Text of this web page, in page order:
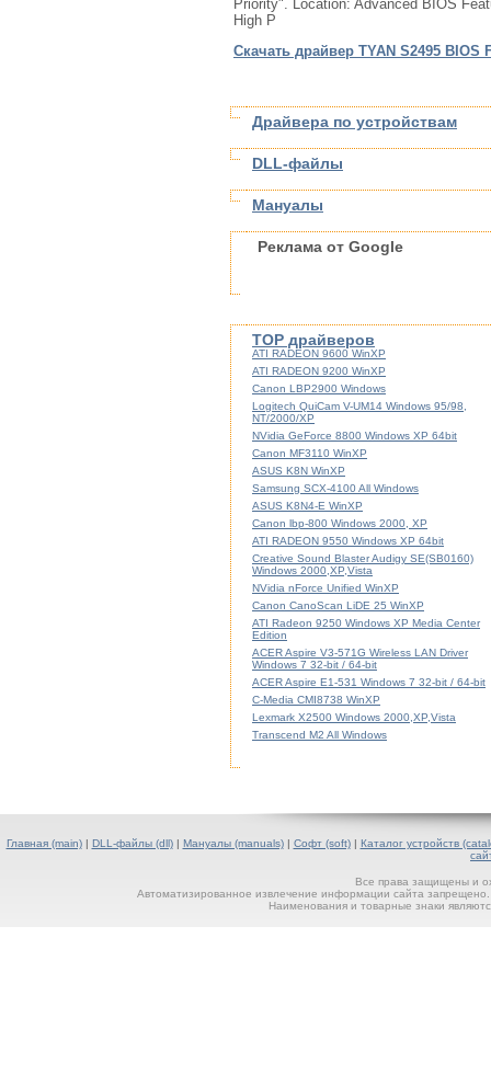
Priority". Location: Advanced BIOS
High P
Скачать драйвер TYAN S2495
Драйвера по устройствам
DLL-файлы
Мануалы
Реклама от Google
TOP драйверов
ATI RADEON 9600 WinXP
ATI RADEON 9200 WinXP
Canon LBP2900 Windows
Logitech QuiCam V-UM14 Windows 95/98,
NT/2000/XP
NVidia GeForce 8800 Windows XP 64bit
Canon MF3110 WinXP
ASUS K8N WinXP
Samsung SCX-4100 All Windows
ASUS K8N4-E WinXP
Canon lbp-800 Windows 2000, XP
ATI RADEON 9550 Windows XP 64bit
Creative Sound Blaster Audigy SE(SB0160)
Windows 2000,XP,Vista
NVidia nForce Unified WinXP
Canon CanoScan LiDE 25 WinXP
ATI Radeon 9250 Windows XP Media Center
Edition
ACER Aspire V3-571G Wireless LAN Driver
Windows 7 32-bit / 64-bit
ACER Aspire E1-531 Windows 7 32-bit / 64-bit
C-Media CMI8738 WinXP
Lexmark X2500 Windows 2000,XP,Vista
Transcend M2 All Windows
Главная (main)| DLL-файлы (dll)| Мануалы (manuals)| Софт (soft)| Каталог устройств
Все права защищены и
Автоматизированное извлечение информации сайта
Наименования и товарные знаки